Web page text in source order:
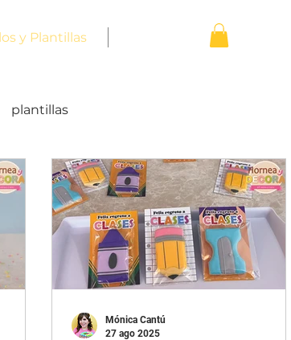
y Plantillas
plantillas
Mónica Cantú
27 ago 2025